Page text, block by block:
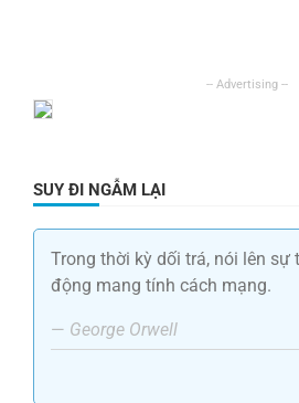
SUY ĐI NGẪM LẠI
Trong thời kỳ dối trá, nói lên sự
động mang tính cách mạng.
— George Orwell